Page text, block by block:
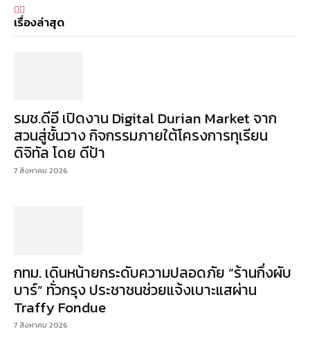
เรื่องล่าสุด
รมช.ดีอี เปิดงาน Digital Durian Market จาก
สวนสู่ชั้นวาง กิจกรรมภายใต้โครงการทุเรียน
ดิจิทัล โดย ดีป้า
7 สิงหาคม 2026
กทม. เดินหน้ายกระดับความปลอดภัย “ร้านกึ่งผับ
บาร์” ทั่วกรุง ประชาชนช่วยแจ้งเบาะแสผ่าน
Traffy Fondue
7 สิงหาคม 2026